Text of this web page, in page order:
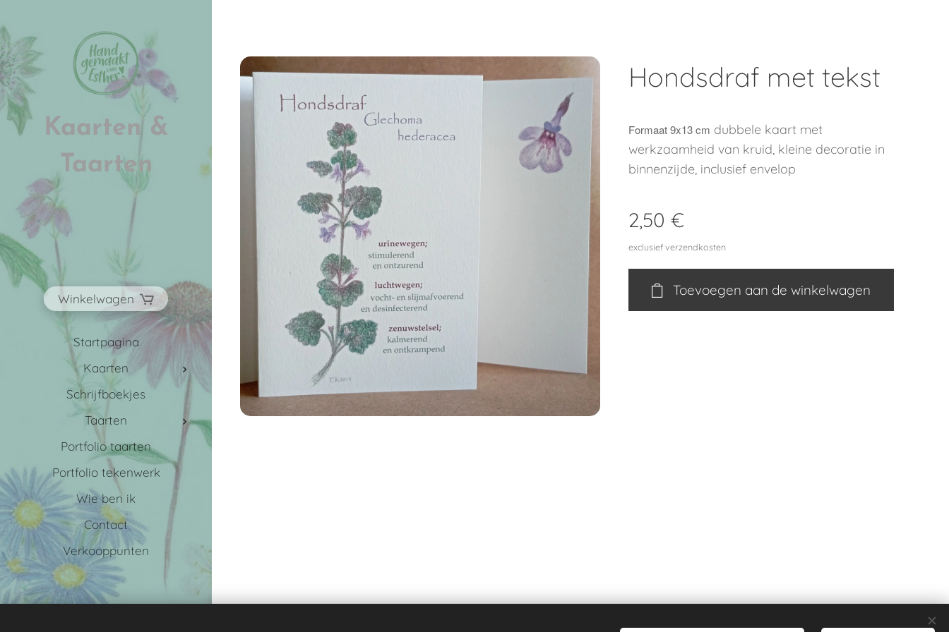
Kaarten &
Taarten
Winkelwagen
Startpagina
Kaarten
Schrijfboekjes
Taarten
Portfolio taarten
Portfolio tekenwerk
Wie ben ik
Contact
Verkooppunten
Hondsdraf met tekst
Formaat 9x13 cm dubbele kaart met
werkzaamheid van kruid, kleine decoratie in
binnenzijde, inclusief envelop
2,50 €
exclusief verzendkosten
Toevoegen aan de winkelwagen